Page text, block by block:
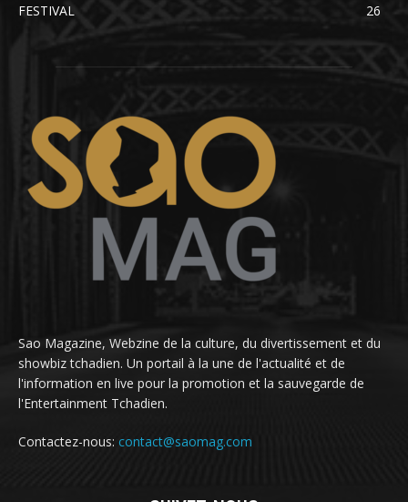
FESTIVAL
26
Sao Magazine, Webzine de la culture, du divertissement et du
showbiz tchadien. Un portail à la une de l'actualité et de
l'information en live pour la promotion et la sauvegarde de
l'Entertainment Tchadien.
Contactez-nous: contact@saomag.com